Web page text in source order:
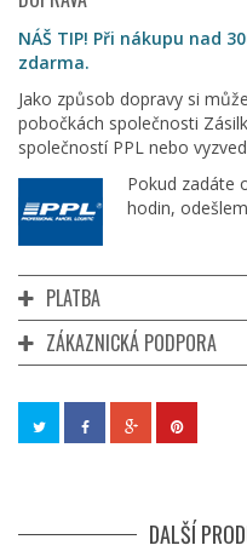
NÁŠ TIP! Při nákupu nad
zdarma.
Jako způsob dopravy si
pobočkách společnosti
společností PPL nebo
Pokud zadáte
hodin,
PLATBA
ZÁKAZNICKÁ PODPORA
DALŠÍ